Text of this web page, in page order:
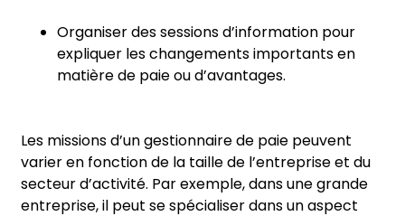
Organiser des sessions d’information pour
expliquer les changements importants en
matière de paie ou d’avantages.
Les missions d’un gestionnaire de paie peuvent
varier en fonction de la taille de l’entreprise et du
secteur d’activité. Par exemple, dans une grande
entreprise, il peut se spécialiser dans un aspect